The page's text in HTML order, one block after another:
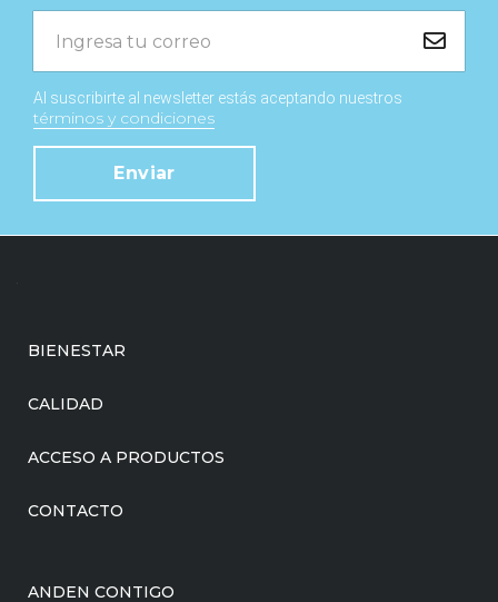
Al suscribirte al newsletter estás aceptando nuestros
términos y condiciones
Enviar
BIENESTAR
CALIDAD
ACCESO A PRODUCTOS
CONTACTO
ANDEN CONTIGO